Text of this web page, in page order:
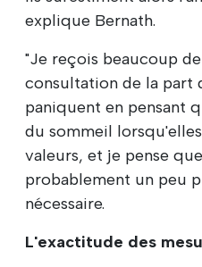
explique Bernath.
"Je reçois beaucoup
consultation de la part
paniquent en pensant
du sommeil
valeurs, et je pense
probablement un peu
nécessaire.
L'exactitude des